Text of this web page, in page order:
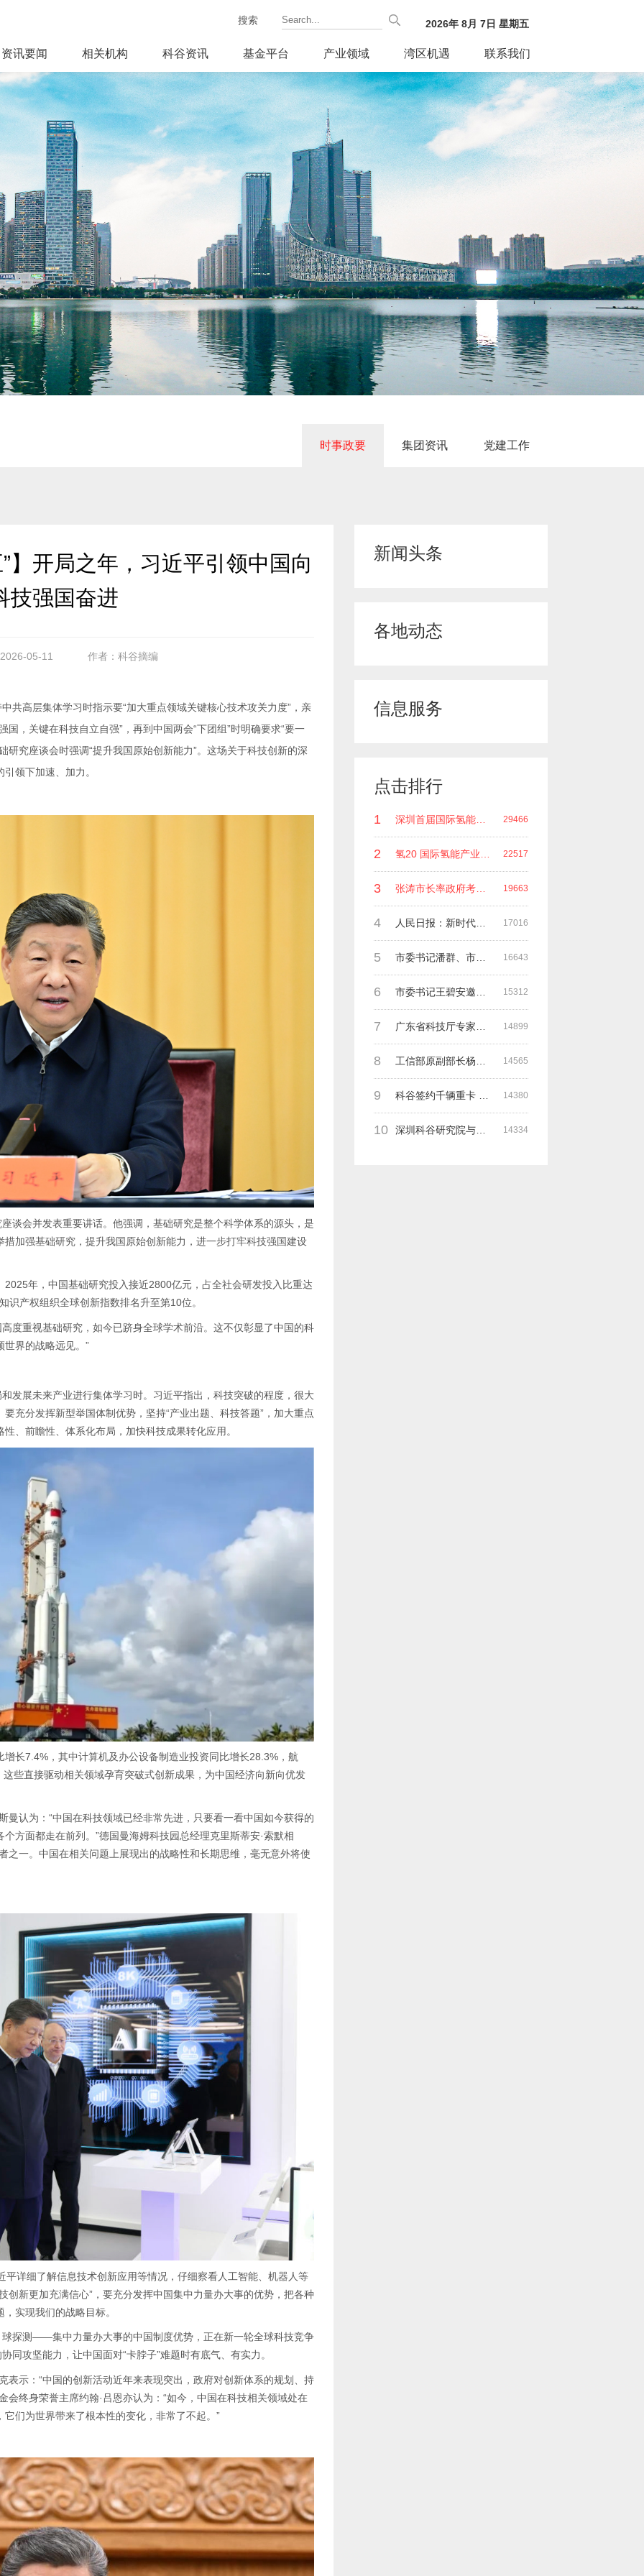
搜索 2026年 8月 7日 星期五
资讯要闻 相关机构 科谷资讯 基金平台 产业领域 湾区机遇 联系我们
时事政要 集团资讯 党建工作
技强国奋进
05-11 作者：科谷摘编
领下加速、加力。
产权组织全球创新指数排名升至第10位。
界的战略远见。”
、前瞻性、体系化布局，加快科技成果转化应用。
实现我们的战略目标。
同攻坚能力，让中国面对“卡脖子”难题时有底气、有实力。
们为世界带来了根本性的变化，非常了不起。”
新闻头条
各地动态
信息服务
点击排行
1 深圳首届国际氢能领袖峰会 深圳科谷研究院发起主办 在深能源集团成功召开 会上相关单位 研发机构 龙头企业等签约合作 29466
2 22517
3 张涛市长率政府考察团莅临深圳科谷集团指导工作 19663
4 人民日报：新时代中国能源在高质量发展道路上奋勇前进 17016
5 市委书记潘群、市政府副市长张荣海一行莅临考察指导工作 16643
6 15312
7 14899
8 14565
9 14380
10 深圳科谷研究院与德国魏玛包豪斯大学交流研讨会 14334